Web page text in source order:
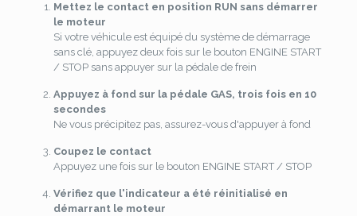
Mettez le contact en position RUN sans démarrer
le moteur
Si votre véhicule est équipé du système de démarrage
sans clé, appuyez deux fois sur le bouton ENGINE START
/ STOP sans appuyer sur la pédale de frein
Appuyez à fond sur la pédale GAS, trois fois en 10
secondes
Ne vous précipitez pas, assurez-vous d'appuyer à fond
Coupez le contact
Appuyez une fois sur le bouton ENGINE START / STOP
Vérifiez que l'indicateur a été réinitialisé en
démarrant le moteur